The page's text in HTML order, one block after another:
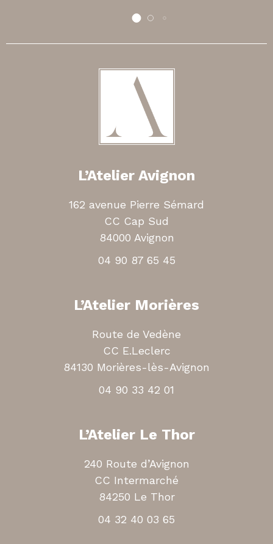
L’Atelier Avignon
162 avenue Pierre Sémard
CC Cap Sud
84000 Avignon
04 90 87 65 45
L’Atelier Morières
Route de Vedène
CC E.Leclerc
84130 Morières-lès-Avignon
04 90 33 42 01
L’Atelier Le Thor
240 Route d’Avignon
CC Intermarché
84250 Le Thor
04 32 40 03 65